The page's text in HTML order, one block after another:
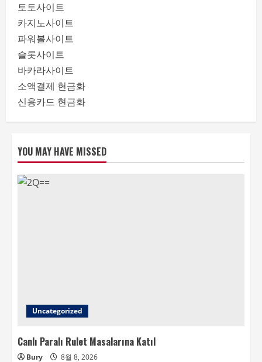
토토사이트
카지노사이트
파워볼사이트
슬롯사이트
바카라사이트
소액결제 현금화
신용카드 현금화
YOU MAY HAVE MISSED
Uncategorized
Canlı Paralı Rulet Masalarına Katıl
Bury 8월 8, 2026